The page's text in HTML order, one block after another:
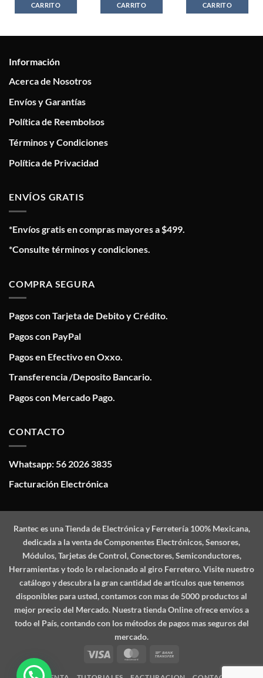
CARRITO
CARRITO
CARRITO
Información
Acerca de Nosotros
Envíos y Garantías
Política de Reembolsos
Términos y Condiciones
Política de Privacidad
ENVÍOS GRATIS
*Envíos gratis en compras mayores a $499.
*Consulte términos y condiciones.
COMPRA SEGURA
Pagos con Tarjeta de Debito y Crédito.
Pagos con PayPal
Pagos en Efectivo en Oxxo.
Transferencia /Deposito Bancario.
Pagos con Mercado Pago.
CONTACTO
Whatsapp: 56 2026 3835
Facturación Electrónica
Ranteces una Tienda de Electrónica y Ferretería 100% Mexicana,
dedicada a la venta de Componentes Electrónicos, Sensores,
Módulos, Tarjetas de Control, Conectores, Semiconductores,
Herramientas y todo lo relacionado al giro Ferretero. Visite nuestro
catálogo y descubra la gran cantidad de artículos que tenemos
disponibles para usted, contamos con mas de 5000 productos al
mejor precio del Mercado. Nuestra tienda Online ofrece envíos a
todo el País, contando con los métodos de pagos mas seguros del
mercado.
Visa
MasterCard